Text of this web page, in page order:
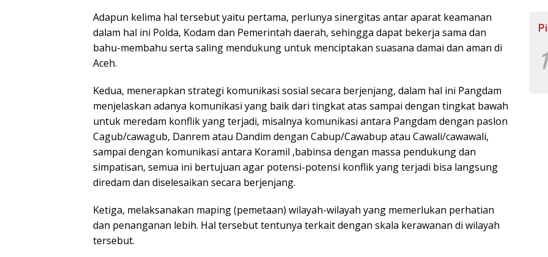
Adapun kelima hal tersebut yaitu pertama, perlunya sinergitas antar aparat keamanan
dalam hal ini Polda, Kodam dan Pemerintah daerah, sehingga dapat bekerja sama dan
bahu-membahu serta saling mendukung untuk menciptakan suasana damai dan aman di
Aceh.
Kedua, menerapkan strategi komunikasi sosial secara berjenjang, dalam hal ini Pangdam
menjelaskan adanya komunikasi yang baik dari tingkat atas sampai dengan tingkat bawah
untuk meredam konflik yang terjadi, misalnya komunikasi antara Pangdam dengan paslon
Cagub/cawagub, Danrem atau Dandim dengan Cabup/Cawabup atau Cawali/cawawali,
sampai dengan komunikasi antara Koramil ,babinsa dengan massa pendukung dan
simpatisan, semua ini bertujuan agar potensi-potensi konflik yang terjadi bisa langsung
diredam dan diselesaikan secara berjenjang.
Ketiga, melaksanakan maping (pemetaan) wilayah-wilayah yang memerlukan perhatian
dan penanganan lebih. Hal tersebut tentunya terkait dengan skala kerawanan di wilayah
tersebut.
1